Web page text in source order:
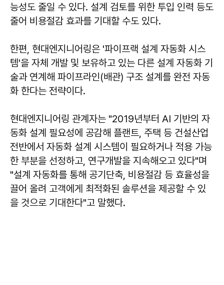
능성도 줄일 수 있다. 설계 검토를 위한 투입 인력 등도
줄어 비용절감 효과를 기대할 수도 있다.
한편, 현대엔지니어링은 '파이프랙 설계 자동화 시스
템'을 자체 개발 및 보유하고 있는 다른 설계 자동화 기
술과 연계해 파이프라인(배관) 구조 설계를 완전 자동
화 한다는 전략이다.
현대엔지니어링 관계자는 "2019년부터 AI 기반의 자
동화 설계 필요성에 공감해 플랜트, 주택 등 건설산업
전반에서 자동화 설계 시스템이 필요하거나 적용 가능
한 부분을 선정하고, 연구개발을 지속해오고 있다"며
"설계 자동화를 통해 공기단축, 비용절감 등 효율성을
끌어 올려 고객에게 최적화된 솔루션을 제공할 수 있
을 것으로 기대한다"고 말했다.